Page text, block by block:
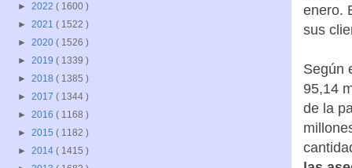
enero.
sus
Según
95,14
de la
► 2022 ( 1600 )
► 2021 ( 1522 )
► 2020 ( 1526 )
► 2019 ( 1339 )
► 2018 ( 1385 )
► 2017 ( 1344 )
► 2016 ( 1168 )
► 2015 ( 1182 )
► 2014 ( 1415 )